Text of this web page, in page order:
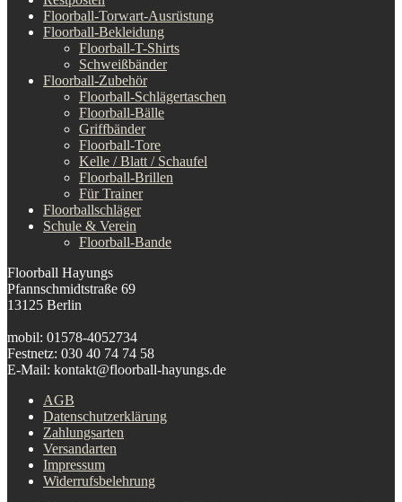
Floorball-Torwart-Ausrüstung
Floorball-Bekleidung
Floorball-T-Shirts
Schweißbänder
Floorball-Zubehör
Floorball-Schlägertaschen
Floorball-Bälle
Griffbänder
Floorball-Tore
Kelle / Blatt / Schaufel
Floorball-Brillen
Für Trainer
Floorballschläger
Schule & Verein
Floorball-Bande
Floorball Hayungs
Pfannschmidtstraße 69
13125 Berlin
mobil: 01578-4052734
Festnetz: 030 40 74 74 58
E-Mail: kontakt@floorball-hayungs.de
AGB
Datenschutzerklärung
Zahlungsarten
Versandarten
Impressum
Widerrufsbelehrung